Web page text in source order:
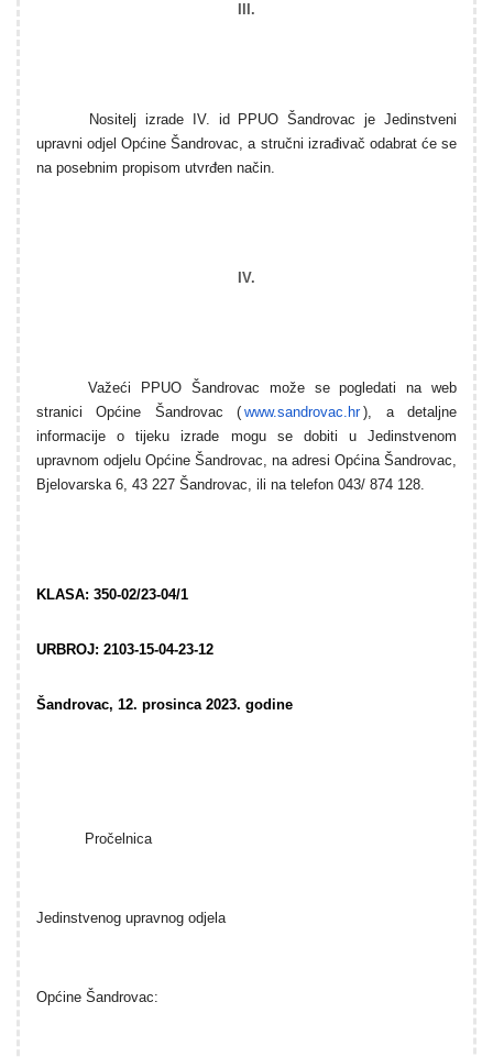
III.
Nositelj izrade IV. id PPUO Šandrovac
je Jedinstveni
upravni odjel Općine Šandrovac, a stručni izrađivač odabrat će se
na posebnim propisom utvrđen način.
IV.
Važeći PPUO Šandrovac može se pogledati na web
stranici Općine Šandrovac ( www.sandrovac.hr ), a detaljne
informacije o tijeku izrade mogu se dobiti u Jedinstvenom
upravnom odjelu Općine Šandrovac, na adresi Općina Šandrovac,
Bjelovarska 6, 43 227 Šandrovac, ili na telefon 043/ 874 128.
KLASA: 350-02/23-04/1
URBROJ: 2103-15-04-23-12
Šandrovac, 12. prosinca 2023. godine
Pročelnica
Jedinstvenog upravnog odjela
Općine Šandrovac: